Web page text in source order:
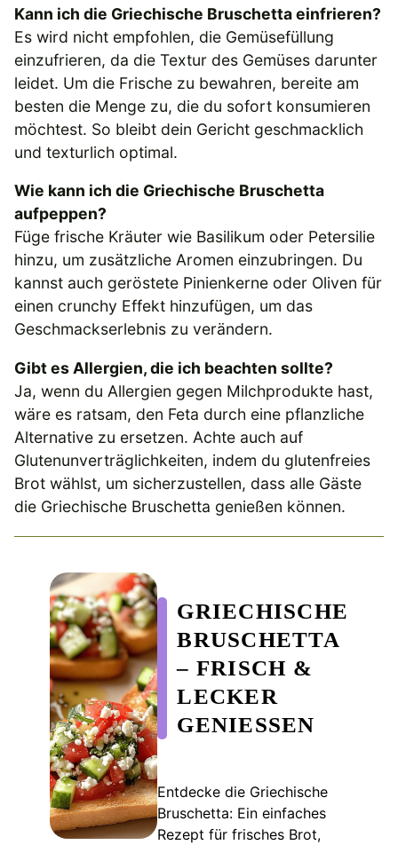
Kann ich die Griechische Bruschetta einfrieren?
Es wird nicht empfohlen, die Gemüsefüllung
einzufrieren, da die Textur des Gemüses darunter
leidet. Um die Frische zu bewahren, bereite am
besten die Menge zu, die du sofort konsumieren
möchtest. So bleibt dein Gericht geschmacklich
und texturlich optimal.
Wie kann ich die Griechische Bruschetta
aufpeppen?
Füge frische Kräuter wie Basilikum oder Petersilie
hinzu, um zusätzliche Aromen einzubringen. Du
kannst auch geröstete Pinienkerne oder Oliven für
einen crunchy Effekt hinzufügen, um das
Geschmackserlebnis zu verändern.
Gibt es Allergien, die ich beachten sollte?
Ja, wenn du Allergien gegen Milchprodukte hast,
wäre es ratsam, den Feta durch eine pflanzliche
Alternative zu ersetzen. Achte auch auf
Glutenunverträglichkeiten, indem du glutenfreies
Brot wählst, um sicherzustellen, dass alle Gäste
die Griechische Bruschetta genießen können.
GRIECHISCHE
BRUSCHETTA
– FRISCH &
LECKER
GENIESSEN
Entdecke die Griechische
Bruschetta: Ein einfaches
Rezept für frisches Brot,